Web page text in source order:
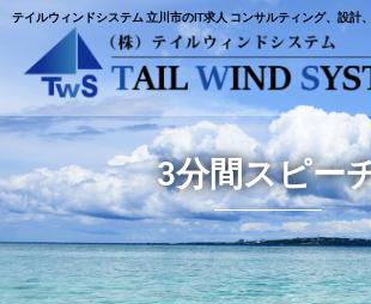
テイルウィンドシステム 立川市のIT求人 コンサルティング、設計
3分間スピー